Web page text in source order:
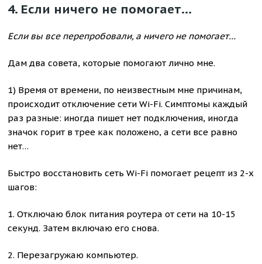
4. Если ничего не помогает…
Если вы все перепробовали, а ничего не помогает…
Дам два совета, которые помогают лично мне.
1) Время от времени, по неизвестным мне причинам,
происходит отключение сети Wi-Fi. Симптомы каждый
раз разные: иногда пишет нет подключения, иногда
значок горит в трее как положено, а сети все равно
нет…
Быстро восстановить сеть Wi-Fi помогает рецепт из 2-х
шагов:
1. Отключаю блок питания роутера от сети на 10-15
секунд. Затем включаю его снова.
2. Перезагружаю компьютер.